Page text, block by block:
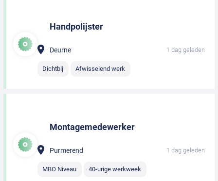
Handpolijster
Deurne 1 dag geleden
Dichtbij Afwisselend werk
Montagemedewerker
Purmerend 1 dag geleden
MBO Niveau 40-urige werkweek